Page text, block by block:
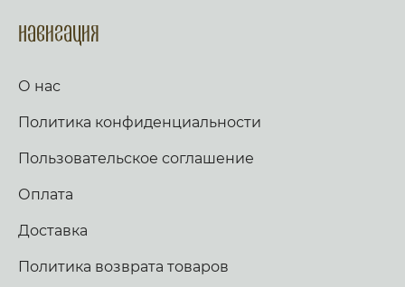
Навигация
О нас
Политика конфиденциальности
Пользовательское соглашение
Оплата
Доставка
Политика возврата товаров